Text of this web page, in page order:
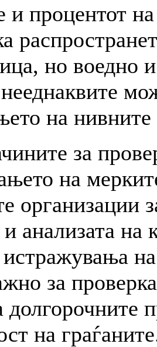
и процентот
но воедно
на нивните
за
на
организации
анализата на
за
долгорочните
на